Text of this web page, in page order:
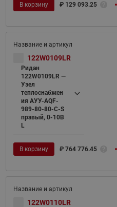
В корзину ₽ 129 093.25
122W0109LR
Ридан
122W0109LR —
Узел
теплоснабжен
ия АУУ-AQF-
989-80-80-C-S
правый, 0-10В
L
В корзину ₽ 764 776.45
122W0110LR